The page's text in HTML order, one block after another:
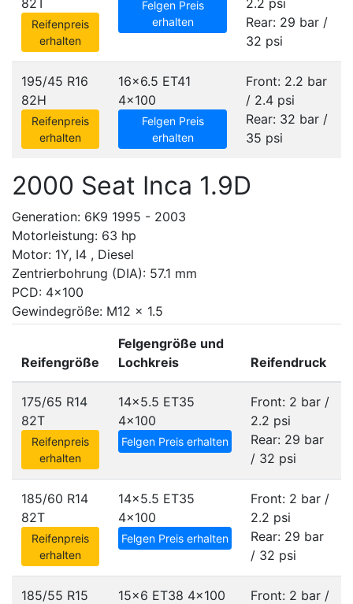
82T
Reifenpreis
erhalten
Felgen Preis
erhalten
2.2 psi
Rear: 29 bar /
32 psi
195/45 R16
82H
Reifenpreis
erhalten
16x6.5 ET41
4x100
Felgen Preis
erhalten
Front: 2.2 bar
/ 2.4 psi
Rear: 32 bar /
35 psi
2000 Seat Inca 1.9D
Generation: 6K9 1995 - 2003
Motorleistung: 63 hp
Motor: 1Y, I4 , Diesel
Zentrierbohrung (DIA): 57.1 mm
PCD: 4x100
Gewindegröße: M12 x 1.5
Reifengröße
Felgengröße und
Lochkreis
Reifendruck
175/65 R14
82T
Reifenpreis
erhalten
14x5.5 ET35
4x100
Felgen Preis erhalten
Front: 2 bar /
2.2 psi
Rear: 29 bar
/ 32 psi
185/60 R14
82T
Reifenpreis
erhalten
14x5.5 ET35
4x100
Felgen Preis erhalten
Front: 2 bar /
2.2 psi
Rear: 29 bar
/ 32 psi
185/55 R15
15x6 ET38 4x100
Front: 2 bar /